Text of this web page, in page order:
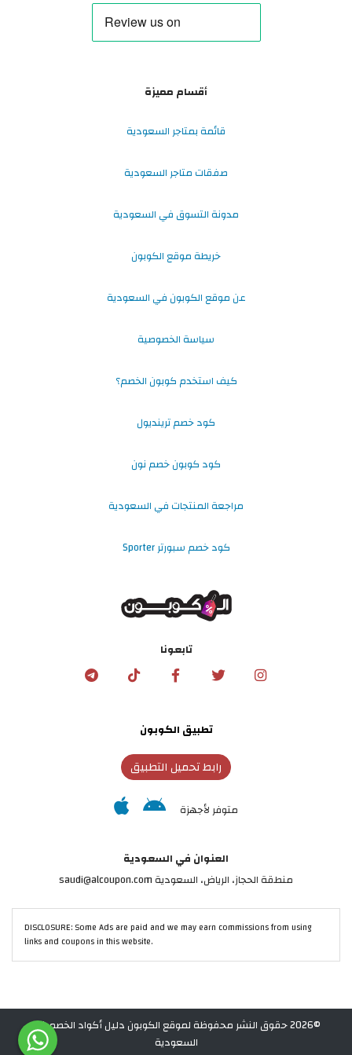
أقسام مميزة
قائمة بمتاجر السعودية
صفقات متاجر السعودية
مدونة التسوق في السعودية
خريطة موقع الكوبون
عن موقع الكوبون في السعودية
سياسة الخصوصية
كيف استخدم كوبون الخصم؟
كود خصم ترينديول
كود كوبون خصم نون
مراجعة المنتجات في السعودية
كود خصم سبورتر Sporter
تابعونا
تطبيق الكوبون
رابط تحميل التطبيق
متوفر لأجهزة
العنوان في السعودية
منطقة الحجاز، الرياض، السعودية saudi@alcoupon.com
DISCLOSURE: Some Ads are paid and we may earn commissions from using
links and coupons in this website.
©2026 حقوق النشر محفوظة لموقع الكوبون دليل أكواد الخصم في
السعودية